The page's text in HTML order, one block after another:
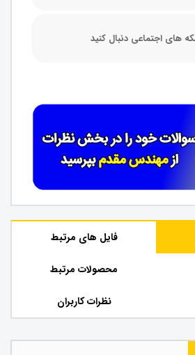
های اجتماعی دنبال کنید
فایل های مرتبط
محصولات مرتبط
نظرات کاربران